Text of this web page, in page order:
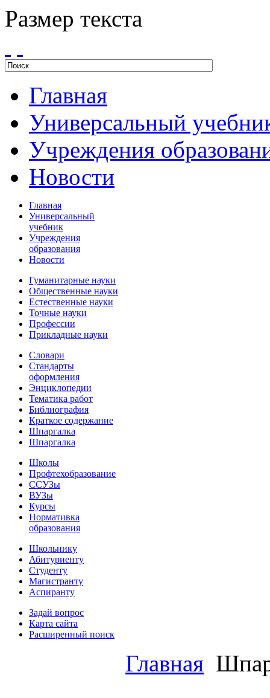
Размер текста
Главная
Универсальный
Учреждения
Новости
Главная
Универсальный
учебник
Учреждения
образования
Новости
Гуманитарные науки
Общественные науки
Естественные науки
Точные науки
Профессии
Прикладные науки
Словари
Стандарты
оформления
Энциклопедии
Тематика работ
Библиография
Краткое содержание
Шпаргалка
Шпаргалка
Школы
Профтехобразование
ССУЗы
ВУЗы
Курсы
Нормативка
образования
Школьнику
Абитуриенту
Студенту
Магистранту
Аспиранту
Задай вопрос
Карта сайта
Расширенный поиск
Главная